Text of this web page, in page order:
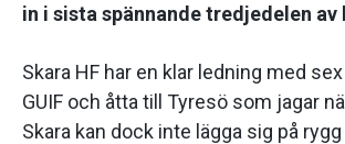
in i sista spännande tredjedelen av
Skara HF har en klar ledning med
GUIF och åtta till Tyresö som jagar
Skara kan dock inte lägga sig på